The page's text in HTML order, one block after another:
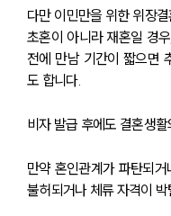
다만 이민만을 위한 위장
초혼이 아니라 재혼일 경
전에 만남 기간이 짧으면
도 합니다.
비자 발급 후에도 결혼생
만약 혼인관계가 파탄되
불허되거나 체류 자격이